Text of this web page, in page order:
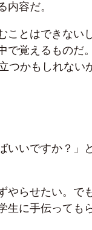
容だ。
ことはできない
で覚えるものだ
つかもしれない
いいですか？」
やらせたい。で
生に手伝っても